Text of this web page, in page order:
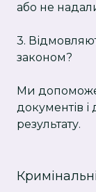
або не
3.
законом?
Ми
документів
результату.